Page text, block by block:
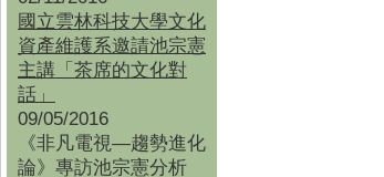
國立雲林科技大學文化
資產維護系邀請池宗憲
主講「茶席的文化對
話」
09/05/2016
《非凡電視—趨勢進化
論》專訪池宗憲分析